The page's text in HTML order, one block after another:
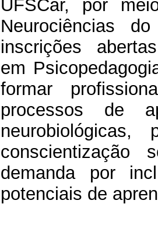
UFSCar, por
Neurociências
inscrições
em
formar
processos de
demanda por
potenciais de